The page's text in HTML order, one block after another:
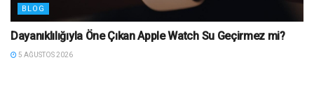
BLOG
Dayanıklılığıyla Öne Çıkan Apple Watch Su Geçirmez mi?
5 AĞUSTOS 2026